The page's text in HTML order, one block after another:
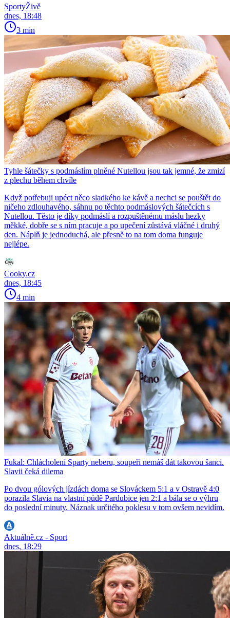
SportyŽivě
dnes, 18:48
3 min
Tyhle šátečky s podmáslím plněné Nutellou jsou tak jemné, že zmizí
z plechu během chvíle
Když potřebuji upéct něco sladkého ke kávě a nechci se pouštět do
ničeho zdlouhavého, sáhnu po těchto podmáslových šátečcích s
Nutellou. Těsto je díky podmáslí a rozpuštěnému máslu hezky
měkké, dobře se s ním pracuje a po upečení zůstává vláčné i druhý
den. Náplň je jednoduchá, ale přesně to na tom doma funguje
nejlépe.
Cooky.cz
dnes, 18:45
4 min
Fukal: Chlácholení Sparty neberu, soupeři nemáš dát takovou šanci.
Slavii čeká dilema
Po dvou gólových jízdách doma se Slováckem 5:1 a v Ostravě 4:0
porazila Slavia na vlastní půdě Pardubice jen 2:1 a bála se o výhru
do poslední minuty. Náznak určitého poklesu v tom ovšem nevidím.
Aktuálně.cz - Sport
dnes, 18:29